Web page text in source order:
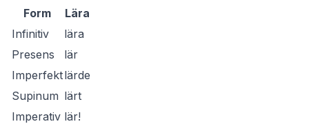
Form
Lära
Infinitiv
lära
Presens
lär
Imperfektlärde
Supinum lärt
Imperativ lär!